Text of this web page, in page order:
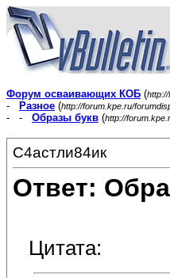
Форум осваивающих КОБ (
-
Разное (http://forum.kpe.ru/
- - Образы букв (http://
С4астли84ик
Ответ:
Цитата: